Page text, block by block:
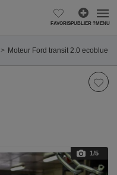
FAVORISPUBLIER ?MENU
Moteur Ford transit 2.0 ecoblue
1/5